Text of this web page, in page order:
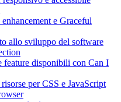
e Graceful
allo sviluppo del software
feature disponibili con Can I
per CSS e JavaScript